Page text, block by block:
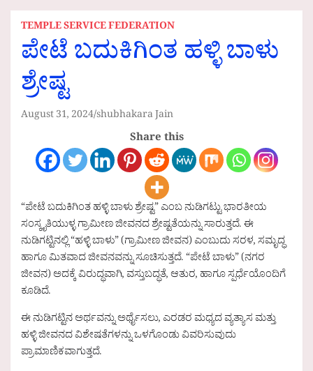
TEMPLE SERVICE FEDERATION
ಪೇಟೆ ಬದುಕಿಗಿಂತ ಹಳ್ಳಿ ಬಾಳು
ಶ್ರೇಷ್ಟ
August 31, 2024shubhakara Jain
Share this
“ಪೇಟೆ ಬದುಕಿಗಿಂತ ಹಳ್ಳಿ ಬಾಳು ಶ್ರೇಷ್ಟ” ಎಂಬ ನುಡಿಗಟ್ಟು ಭಾರತೀಯ
ಸಂಸ್ಕೃತಿಯುಳ್ಳ ಗ್ರಾಮೀಣ ಜೀವನದ ಶ್ರೇಷ್ಟತೆಯನ್ನು ಸಾರುತ್ತದೆ. ಈ
ನುಡಿಗಟ್ಟಿನಲ್ಲಿ “ಹಳ್ಳಿ ಬಾಳು” (ಗ್ರಾಮೀಣ ಜೀವನ) ಎಂಬುದು ಸರಳ, ಸಮೃದ್ಧ
ಹಾಗೂ ಮಿತವಾದ ಜೀವನವನ್ನು ಸೂಚಿಸುತ್ತದೆ. “ಪೇಟೆ ಬಾಳು” (ನಗರ
ಜೀವನ) ಅದಕ್ಕೆ ವಿರುದ್ಧವಾಗಿ, ವಸ್ತುಬದ್ಧತೆ, ಆತುರ, ಹಾಗೂ ಸ್ಪರ್ಧೆಯೊಂದಿಗೆ
ಕೂಡಿದೆ.
ಈ ನುಡಿಗಟ್ಟಿನ ಅರ್ಥವನ್ನು ಅರ್ಥೈಸಲು, ಎರಡರ ಮಧ್ಯದ ವ್ಯತ್ಯಾಸ ಮತ್ತು
ಹಳ್ಳಿ ಜೀವನದ ವಿಶೇಷತೆಗಳನ್ನು ಒಳಗೊಂಡು ವಿವರಿಸುವುದು
ಪ್ರಾಮಾಣಿಕವಾಗುತ್ತದೆ.